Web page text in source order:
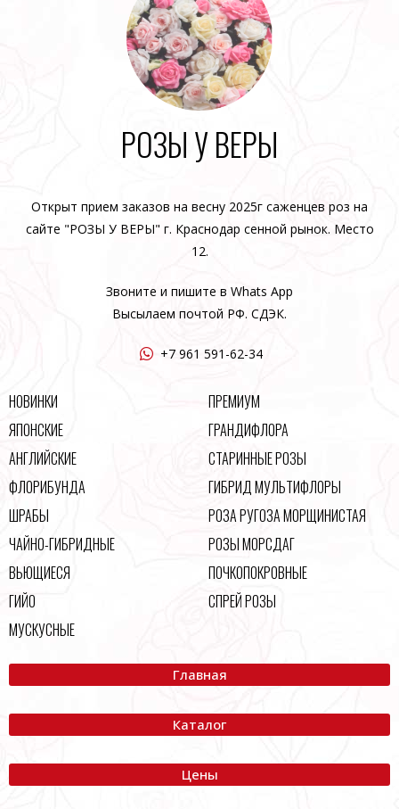
РОЗЫ У ВЕРЫ
Открыт прием заказов на весну 2025г саженцев роз на
сайте "РОЗЫ У ВЕРЫ" г. Краснодар сенной рынок. Место
12.
Звоните и пишите в Whats App
Высылаем почтой РФ. СДЭК.
+7 961 591-62-34
НОВИНКИ
ЯПОНСКИЕ
АНГЛИЙСКИЕ
ФЛОРИБУНДА
ШРАБЫ
ЧАЙНО-ГИБРИДНЫЕ
ВЬЮЩИЕСЯ
ГИЙО
МУСКУСНЫЕ
ПРЕМИУМ
ГРАНДИФЛОРА
СТАРИННЫЕ РОЗЫ
ГИБРИД МУЛЬТИФЛОРЫ
РОЗА РУГОЗА МОРЩИНИСТАЯ
РОЗЫ МОРСДАГ
ПОЧКОПОКРОВНЫЕ
СПРЕЙ РОЗЫ
Главная
Каталог
Цены